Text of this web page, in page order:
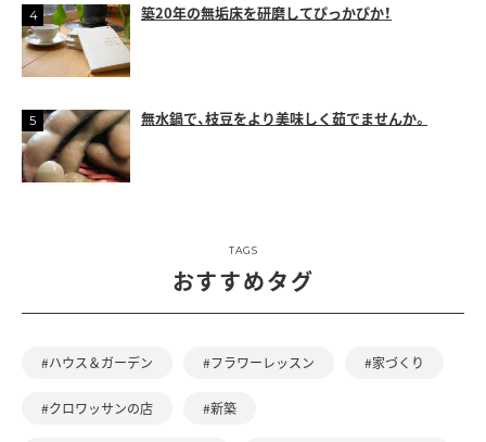
築20年の無垢床を研磨してぴっかぴか！
無水鍋で、枝豆をより美味しく茹でませんか。
TAGS
おすすめタグ
#ハウス＆ガーデン #フラワーレッスン #家づくり
#クロワッサンの店 #新築